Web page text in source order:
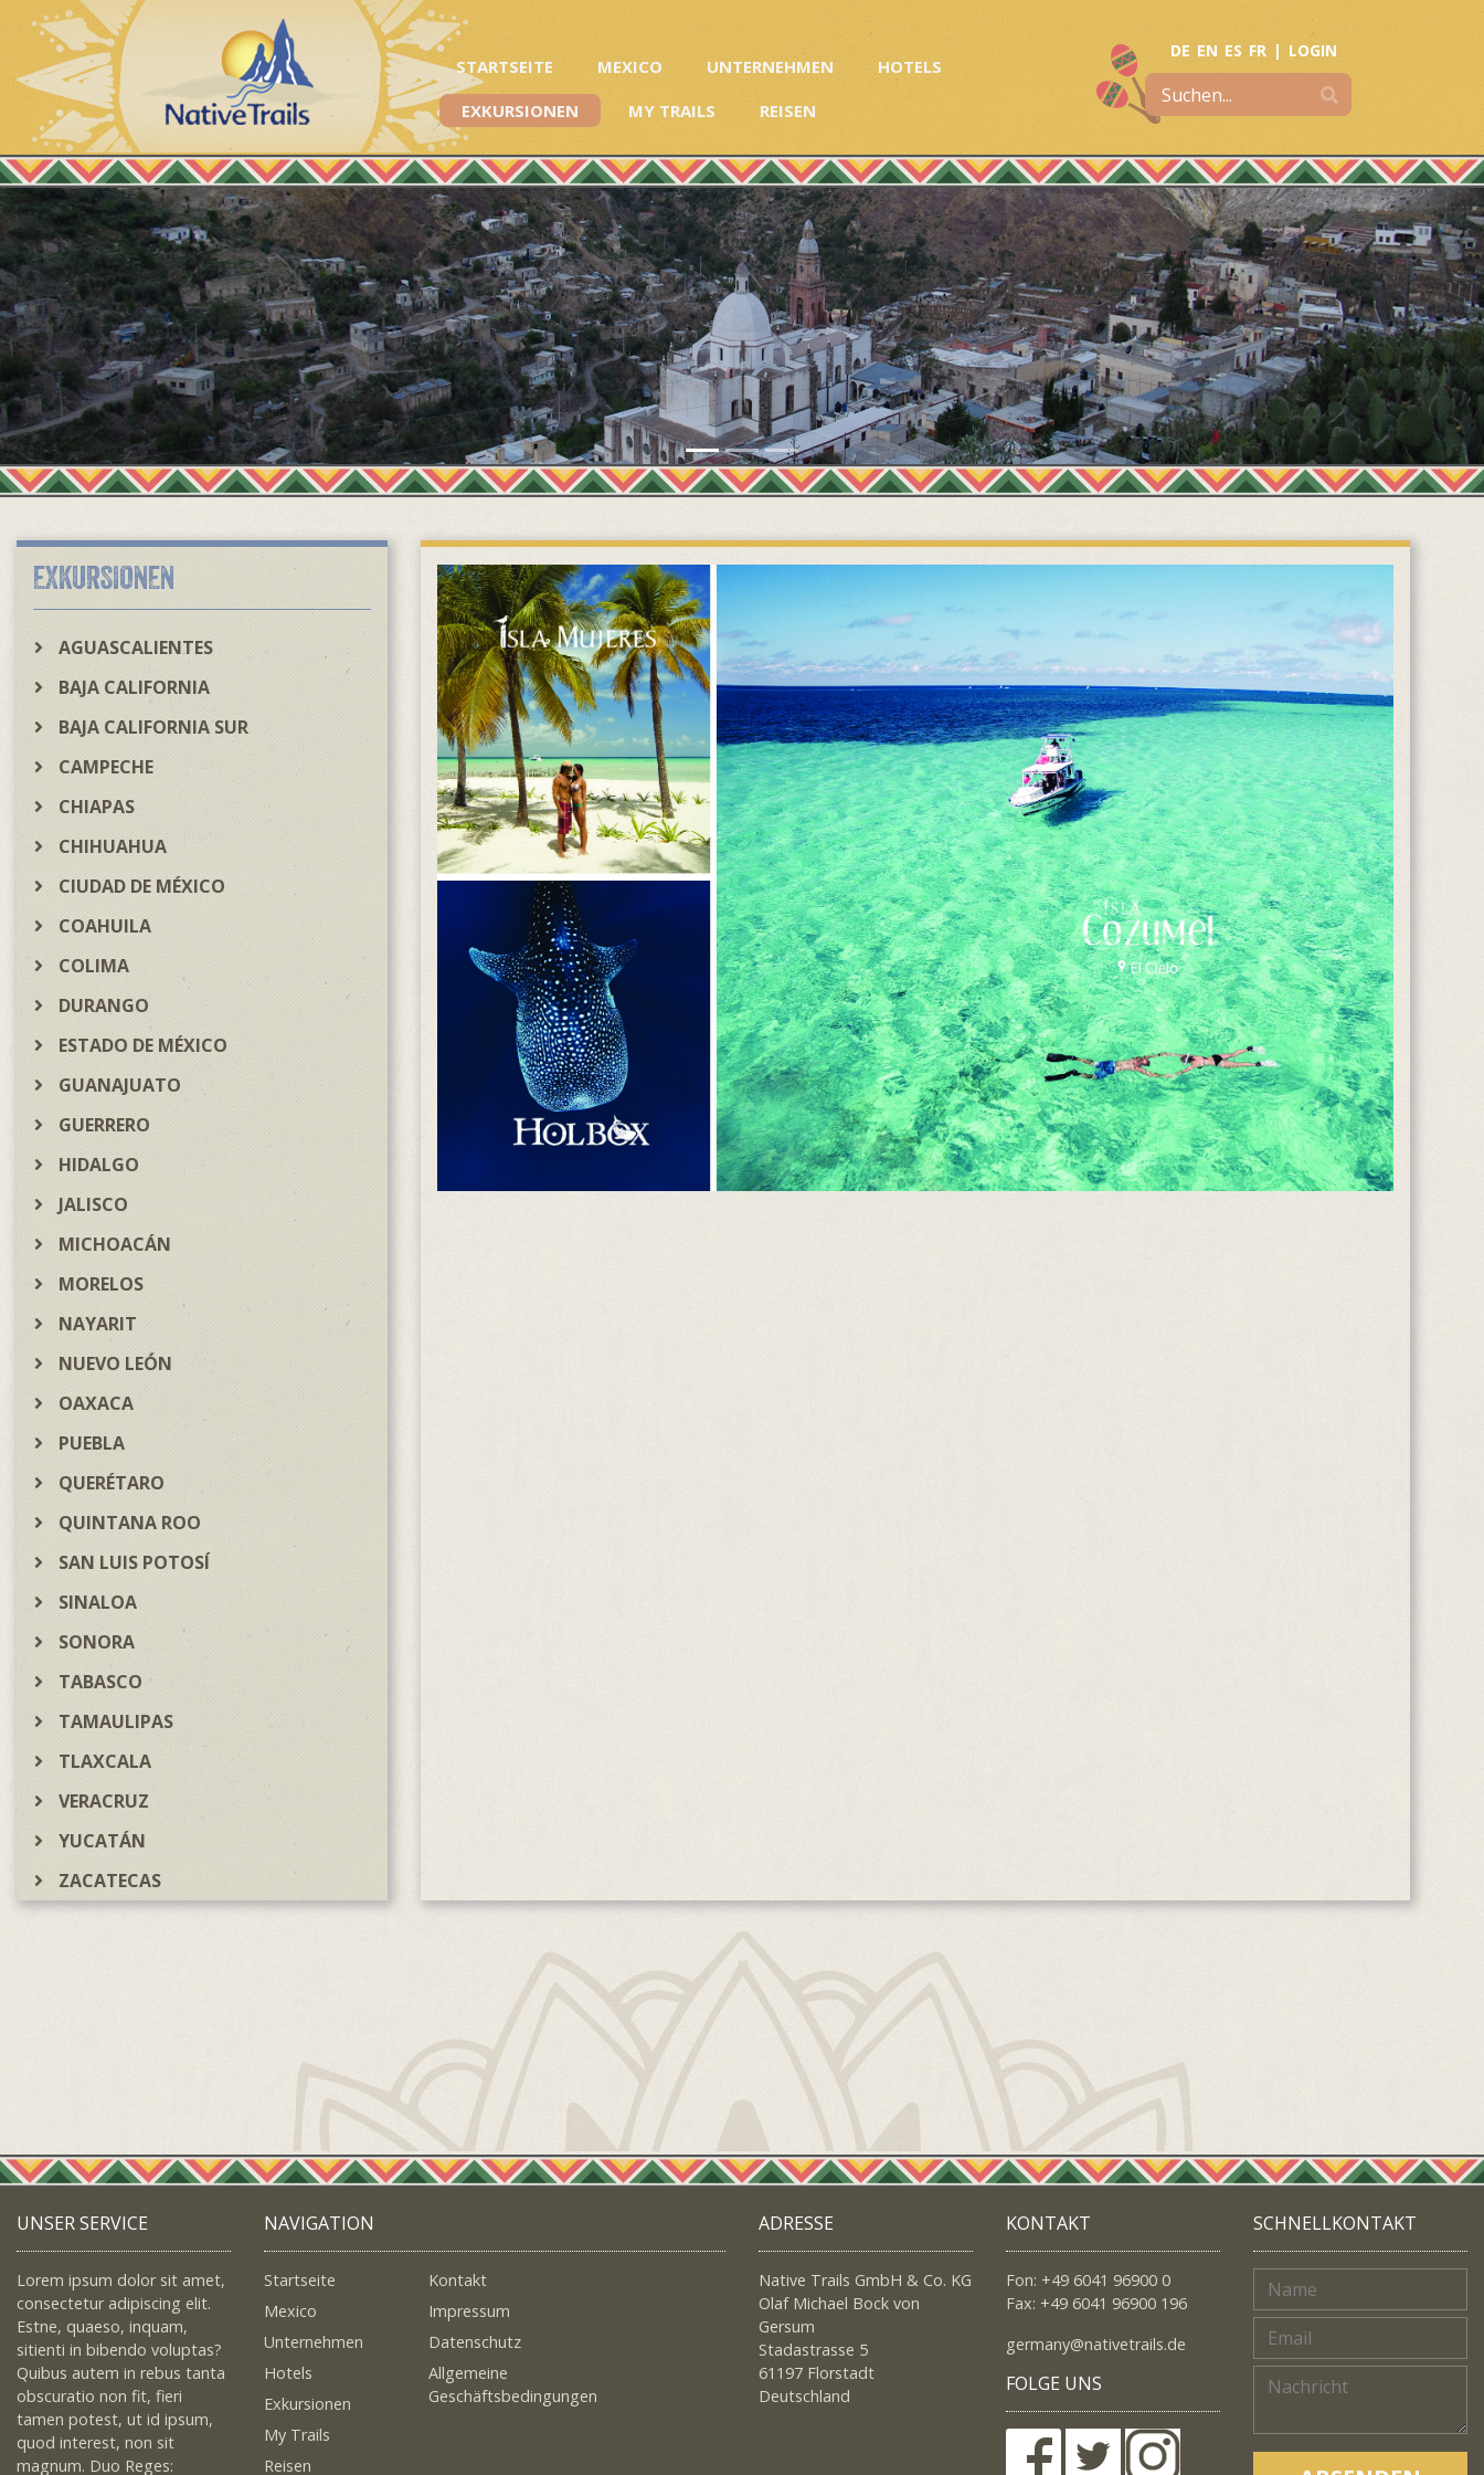
STARTSEITE MEXICO UNTERNEHMEN
HOTELS
EXKURSIONEN
MY TRAILS REISEN
DE EN ES FR | LOGIN
EXKURSIONEN
AGUASCALIENTES
BAJA CALIFORNIA
BAJA CALIFORNIA SUR
CAMPECHE
CHIAPAS
CHIHUAHUA
CIUDAD DE MÉXICO
COAHUILA
COLIMA
DURANGO
ESTADO DE MÉXICO
GUANAJUATO
GUERRERO
HIDALGO
JALISCO
MICHOACÁN
MORELOS
NAYARIT
NUEVO LEÓN
OAXACA
PUEBLA
QUERÉTARO
QUINTANA ROO
SAN LUIS POTOSÍ
SINALOA
SONORA
TABASCO
TAMAULIPAS
TLAXCALA
VERACRUZ
YUCATÁN
ZACATECAS
UNSER SERVICE
Lorem ipsum dolor sit amet,
consectetur adipiscing elit.
Estne, quaeso, inquam,
sitienti in bibendo voluptas?
Quibus autem in rebus tanta
obscuratio non fit, fieri
tamen potest, ut id ipsum,
quod interest, non sit
magnum. Duo Reges:
NAVIGATION
Startseite
Mexico
Unternehmen
Hotels
Exkursionen
My Trails
Reisen
Kontakt
Impressum
Datenschutz
Allgemeine
Geschäftsbedingungen
ADRESSE
Native Trails GmbH & Co. KG
Olaf Michael Bock von
Gersum
Stadastrasse 5
61197 Florstadt
Deutschland
KONTAKT
Fon: +49 6041 96900 0
Fax: +49 6041 96900 196
germany@nativetrails.de
FOLGE UNS
SCHNELLKONTAKT